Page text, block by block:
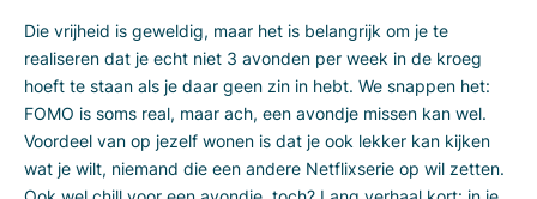
Die vrijheid is geweldig, maar het is belangrijk om je te
realiseren dat je echt niet 3 avonden per week in de kroeg
hoeft te staan als je daar geen zin in hebt. We snappen het:
FOMO is soms real, maar ach, een avondje missen kan wel.
Voordeel van op jezelf wonen is dat je ook lekker kan kijken
wat je wilt, niemand die een andere Netflixserie op wil zetten.